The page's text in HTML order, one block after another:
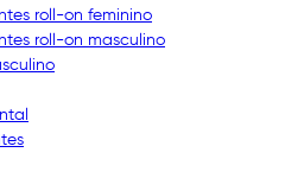
roll-on feminino
roll-on masculino